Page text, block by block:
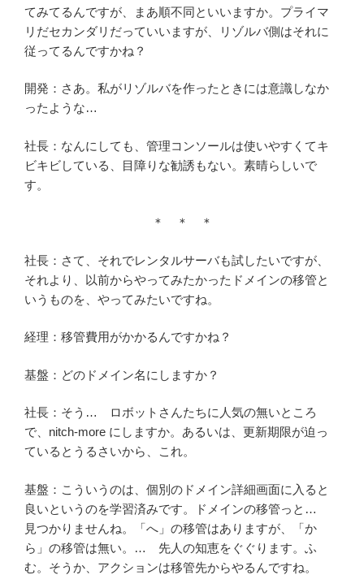
てみてるんですが、まあ順不同といいますか。プライマ
リだセカンダリだっていいますが、リゾルバ側はそれに
従ってるんですかね？
開発：さあ。私がリゾルバを作ったときには意識しなか
ったような…
社長：なんにしても、管理コンソールは使いやすくてキ
ビキビしている、目障りな勧誘もない。素晴らしいで
す。
＊ ＊ ＊
社長：さて、それでレンタルサーバも試したいですが、
それより、以前からやってみたかったドメインの移管と
いうものを、やってみたいですね。
経理：移管費用がかかるんですかね？
基盤：どのドメイン名にしますか？
社長：そう… ロボットさんたちに人気の無いところ
で、nitch-more にしますか。あるいは、更新期限が迫っ
ているとうるさいから、これ。
基盤：こういうのは、個別のドメイン詳細画面に入ると
良いというのを学習済みです。ドメインの移管っと…
見つかりませんね。「へ」の移管はありますが、「か
ら」の移管は無い。… 先人の知恵をぐぐります。ふ
む。そうか、アクションは移管先からやるんですね。